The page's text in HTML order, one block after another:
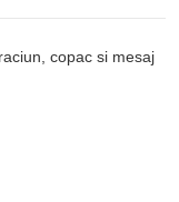
copac si mesaj